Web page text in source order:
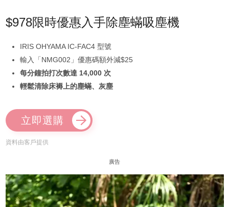
$978限時優惠入手除塵蟎吸塵機
IRIS OHYAMA IC-FAC4 型號
輸入「NMG002」優惠碼額外減$25
每分鐘拍打次數達 14,000 次
輕鬆清除床褥上的塵蟎、灰塵
立即選購
資料由客戶提供
廣告